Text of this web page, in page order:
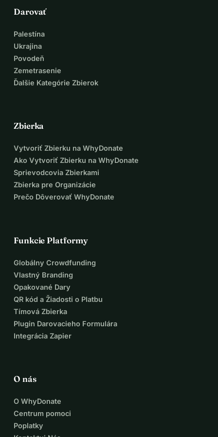
Darovať
Palestína
Ukrajina
Povodeň
Zemetrasenie
Ďalšie Kategórie Zbierok
Zbierka
Vytvoriť Zbierku na WhyDonate
Ako Vytvoriť Zbierku na WhyDonate
Sprievodcovia Zbierkami
Zbierka pre Organizácie
Prečo Dôverovať WhyDonate
Funkcie Platformy
Globálny Crowdfunding
Vlastný Branding
Opakované Dary
QR kód a Žiadosti o Platbu
Tímová Zbierka
Plugin Darovacieho Formulára
Integrácia Zapier
O nás
O WhyDonate
Centrum pomoci
Poplatky